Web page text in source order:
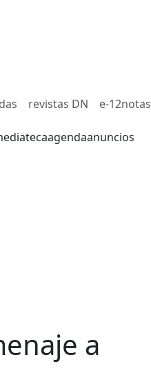
revistas DN e-12notas
agendaanuncios
a